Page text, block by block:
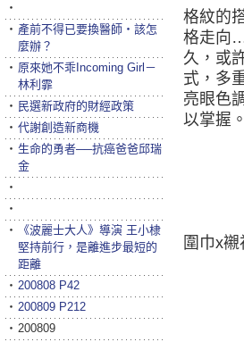
格紋的
格走向
久，或
式，多
亮眼色
以掌握。
圍巾x襯
‧
‧ 產前不得已要換醫師‧該怎
麼辦？
‧ 原來她不乖Incoming Girl－
林利霏
‧ 民選新政府的財經政策
‧ 代謝創造新商機
‧ 生命的勇者──抗癌爸爸邱瑞
金
‧
‧
‧
《波麗士大人》導演 王小棣
堅持前行，是離進步最短的
距離
‧ 200808 P42
‧ 200809 P212
‧ 200809